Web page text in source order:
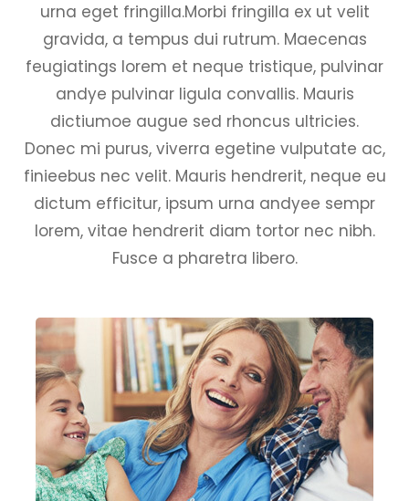
urna eget fringilla.Morbi fringilla ex ut velit
gravida, a tempus dui rutrum. Maecenas
feugiatings lorem et neque tristique, pulvinar
andye pulvinar ligula convallis. Mauris
dictiumoe augue sed rhoncus ultricies.
Donec mi purus, viverra egetine vulputate ac,
finieebus nec velit. Mauris hendrerit, neque eu
dictum efficitur, ipsum urna andyee sempr
lorem, vitae hendrerit diam tortor nec nibh.
Fusce a pharetra libero.